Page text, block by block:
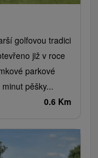
golfovou tradici
již v roce
parkové
pěšky...
0.6 Km